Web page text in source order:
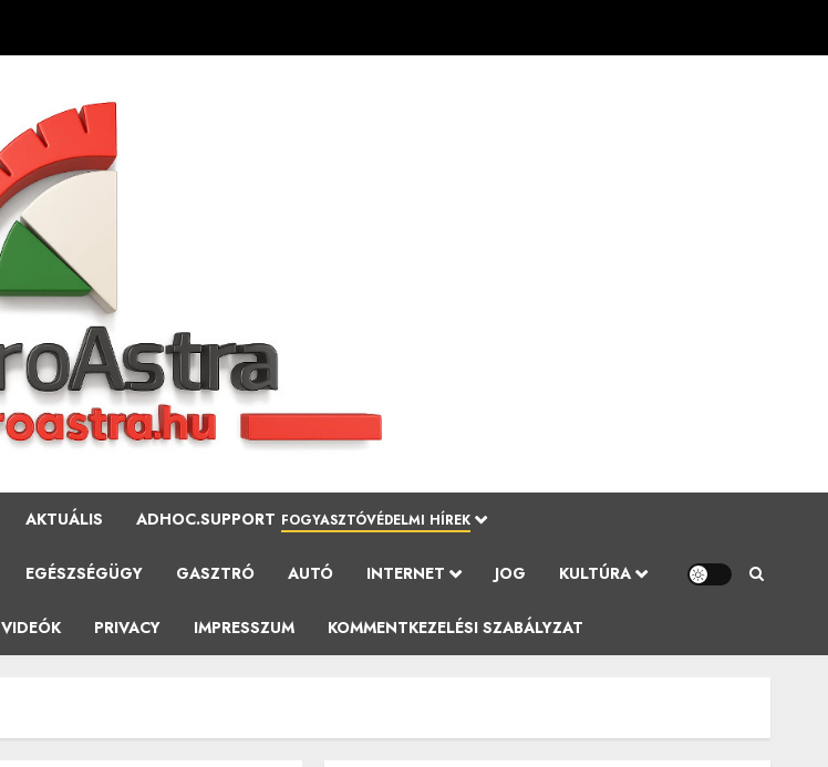
AKTUÁLIS ADHOC.SUPPORT FOGYASZTÓVÉDELMI HÍREK
EGÉSZSÉGÜGY GASZTRÓ AUTÓ INTERNET JOG KULTÚRA
VIDEÓK PRIVACY IMPRESSZUM KOMMENTKEZELÉSI SZABÁLYZAT